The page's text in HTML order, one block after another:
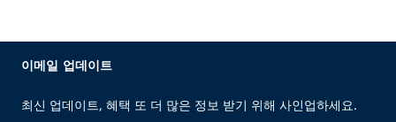
이메일 업데이트
최신 업데이트, 혜택 또 더 많은 정보 받기 위해 사인업하세요.